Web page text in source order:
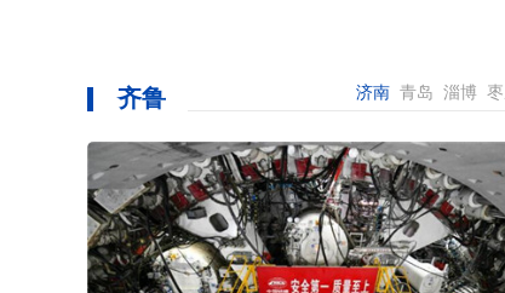
齐鲁 济南 青岛 淄博